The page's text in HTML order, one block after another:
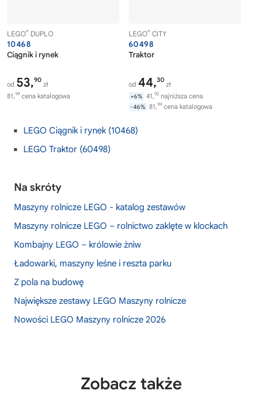
LEGO® DUPLO
10468
Ciągnik i rynek
od 53,90
zł
81,99 cena katalogowa
LEGO® CITY
60498
Traktor
od 44,30
zł
+6% 41,92 najniższa cena
-46% 81,99 cena katalogowa
LEGO Ciągnik i rynek (10468)
LEGO Traktor (60498)
Na skróty
Maszyny rolnicze LEGO - katalog zestawów
Maszyny rolnicze LEGO – rolnictwo zaklęte w klockach
Kombajny LEGO – królowie żniw
Ładowarki, maszyny leśne i reszta parku
Z pola na budowę
Największe zestawy LEGO Maszyny rolnicze
Nowości LEGO Maszyny rolnicze 2026
Zobacz także